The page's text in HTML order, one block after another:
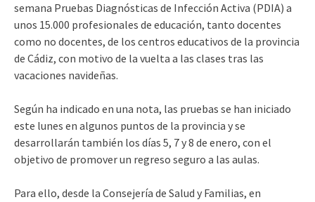
semana Pruebas Diagnósticas de Infección Activa (PDIA) a
unos 15.000 profesionales de educación, tanto docentes
como no docentes, de los centros educativos de la provincia
de Cádiz, con motivo de la vuelta a las clases tras las
vacaciones navideñas.
Según ha indicado en una nota, las pruebas se han iniciado
este lunes en algunos puntos de la provincia y se
desarrollarán también los días 5, 7 y 8 de enero, con el
objetivo de promover un regreso seguro a las aulas.
Para ello, desde la Consejería de Salud y Familias, en